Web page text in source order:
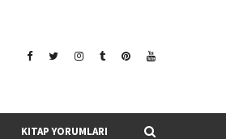
KITAP YORUMLARI